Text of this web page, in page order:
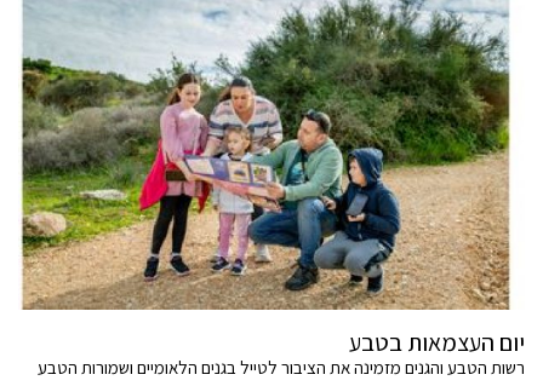
יום העצמאות בטבע
רשות הטבע והגנים מזמינה את הציבור לטייל בגנים הלאומיים ושמורות הטבע